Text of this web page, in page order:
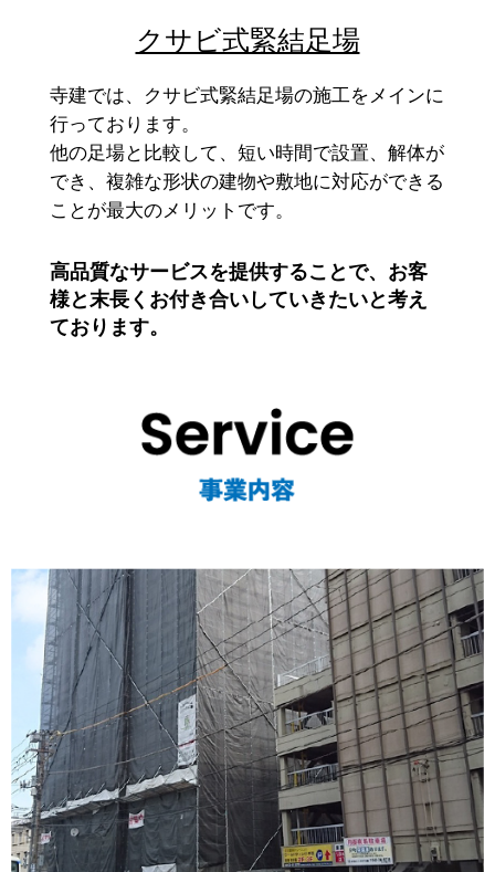
クサビ式緊結足場
寺建では、クサビ式緊結足場の施工をメインに
行っております。
他の足場と比較して、短い時間で設置、解体が
でき、複雑な形状の建物や敷地に対応ができる
ことが最大のメリットです。
高品質なサービスを提供することで、お客
様と末長くお付き合いしていきたいと考え
ております。